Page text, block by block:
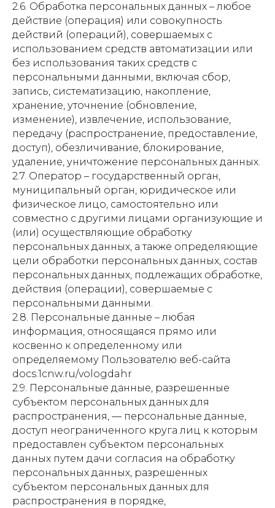
2.6. Обработка персональных данных – любое
действие (операция) или совокупность
действий (операций), совершаемых с
использованием средств автоматизации или
без использования таких средств с
персональными данными, включая сбор,
запись, систематизацию, накопление,
хранение, уточнение (обновление,
изменение), извлечение, использование,
передачу (распространение, предоставление,
доступ), обезличивание, блокирование,
удаление, уничтожение персональных данных.
2.7. Оператор – государственный орган,
муниципальный орган, юридическое или
физическое лицо, самостоятельно или
совместно с другими лицами организующие и
(или) осуществляющие обработку
персональных данных, а также определяющие
цели обработки персональных данных, состав
персональных данных, подлежащих обработке,
действия (операции), совершаемые с
персональными данными.
2.8. Персональные данные – любая
информация, относящаяся прямо или
косвенно к определенному или
определяемому Пользователю веб-сайта
docs.1cnw.ru/vologdahr
2.9. Персональные данные, разрешенные
субъектом персональных данных для
распространения, — персональные данные,
доступ неограниченного круга лиц к которым
предоставлен субъектом персональных
данных путем дачи согласия на обработку
персональных данных, разрешенных
субъектом персональных данных для
распространения в порядке,